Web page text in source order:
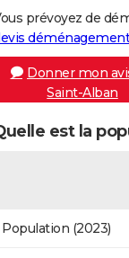
prévoyez de
déménagement
Donner mon
Saint-Alban
est la
Population (2023)